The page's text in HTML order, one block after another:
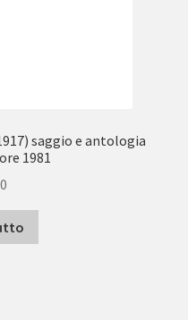
saggio e antologia
1981